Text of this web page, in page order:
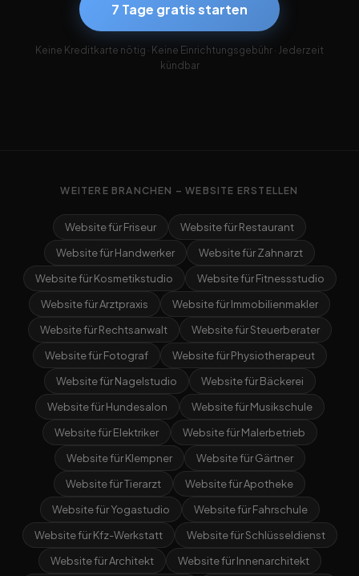
7 Tage gratis starten
Keine Kreditkarte nötig · Keine Einrichtungsgebühr · Jederzeit
kündbar
WEITERE BRANCHEN – WEBSITE ERSTELLEN
Website für Friseur
Website für Restaurant
Website für Handwerker
Website für Zahnarzt
Website für Kosmetikstudio
Website für Fitnessstudio
Website für Arztpraxis
Website für Immobilienmakler
Website für Rechtsanwalt
Website für Steuerberater
Website für Fotograf
Website für Physiotherapeut
Website für Nagelstudio
Website für Bäckerei
Website für Hundesalon
Website für Musikschule
Website für Elektriker
Website für Malerbetrieb
Website für Klempner
Website für Gärtner
Website für Tierarzt
Website für Apotheke
Website für Yogastudio
Website für Fahrschule
Website für Kfz-Werkstatt
Website für Schlüsseldienst
Website für Architekt
Website für Innenarchitekt